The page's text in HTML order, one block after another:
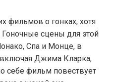
фильмов о гонках, хотя
сцены для этой
Спа и Монце, в
Джима Кларка,
себе фильм повествует